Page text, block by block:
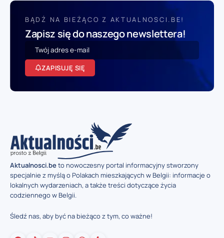
BĄDŹ NA BIEŻĄCO Z AKTUALNOSCI.BE!
Zapisz się do naszego newslettera!
ZAPISUJĘ SIĘ
Aktualnosci.beto nowoczesny portal informacyjny stworzony
specjalnie z myślą o Polakach mieszkających w Belgii: informacje o
lokalnych wydarzeniach, a także treści dotyczące życia
codziennego w Belgii.
Śledź nas, aby być na bieżąco z tym, co ważne!